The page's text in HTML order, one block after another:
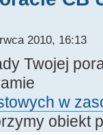
2010, 16:13
Twojej
w
obiekt